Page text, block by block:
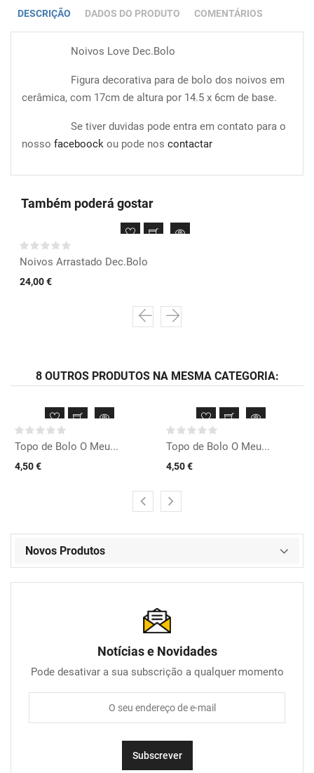
DESCRIÇÃO DADOS DO PRODUTO COMENTÁRIOS
Noivos Love Dec.Bolo
Figura decorativa para de bolo dos noivos em
cerâmica, com 17cm de altura por 14.5 x 6cm de base.
Se tiver duvidas pode entra em contato para o
nosso faceboock ou pode nos contactar
Também poderá gostar
Noivos Arrastado Dec.Bolo
24,00 €
8 OUTROS PRODUTOS NA MESMA CATEGORIA:
Topo de Bolo O Meu...
4,50 €
Topo de Bolo O Meu...
4,50 €
Novos Produtos
Notícias e Novidades
Pode desativar a sua subscrição a qualquer momento